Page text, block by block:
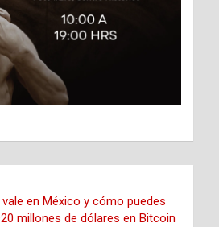
en México y cómo puedes
millones de dólares en Bitcoin